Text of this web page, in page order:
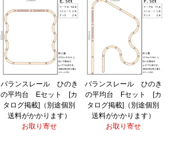
バランスレール ひのき
の平均台 Eセット [カ
タログ掲載]（別途個別
送料がかかります）
お取り寄せ
バランスレール ひのき
の平均台 Fセット [カ
タログ掲載]（別途個別
送料がかかります）
お取り寄せ